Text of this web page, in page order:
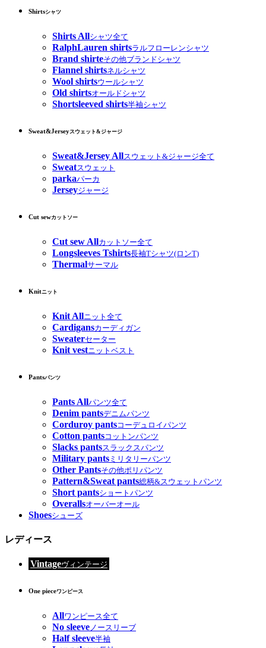
Shirtsシャツ
Shirts Allシャツ全て
RalphLauren shirtsラルフローレンシャツ
Brand shirteその他ブランドシャツ
Flannel shirtsネルシャツ
Wool shirtsウールシャツ
Old shirtsオールドシャツ
Shortsleeved shirts半袖シャツ
Sweat&Jerseyスウェット&ジャージ
Sweat&Jersey Allスウェット&ジャージ全て
Sweatスウェット
parkaパーカ
Jerseyジャージ
Cut sewカットソー
Cut sew Allカットソー全て
Longsleeves Tshirts長袖Tシャツ(ロンT)
Thermalサーマル
Knitニット
Knit Allニット全て
Cardigansカーディガン
Sweaterセーター
Knit vestニットベスト
Pantsパンツ
Pants Allパンツ全て
Denim pantsデニムパンツ
Corduroy pantsコーデュロイパンツ
Cotton pantsコットンパンツ
Slacks pantsスラックスパンツ
Military pants ミリタリーパンツ
Other Pantsその他ポリパンツ
Pattern&Sweat pants総柄&スウェットパンツ
Short pantsショートパンツ
Overallsオーバーオール
Shoesシューズ
レディース
Vintageヴィンテージ
One pieceワンピース
Allワンピース全て
No sleeveノースリーブ
Half sleeve半袖